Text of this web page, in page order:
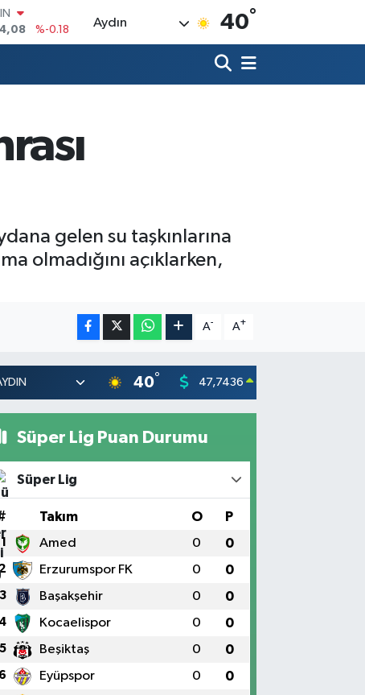
%0.18
%-14
Aydın 40°
gelen su taşkınlarına
olmadığını açıklarken,
A- A+
40° 47,7436 0.18
Süper Lig Puan Durumu
Süper Lig
Takım O P
1 Amed 0 0
Erzurumspor FK 0 0
3 Başakşehir 0 0
4 Kocaelispor 0 0
5 Beşiktaş 0 0
6 Eyüpspor 0 0